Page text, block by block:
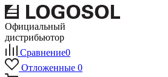
Официальный
дистрибьютор
Сравнение0
Отложенные 0